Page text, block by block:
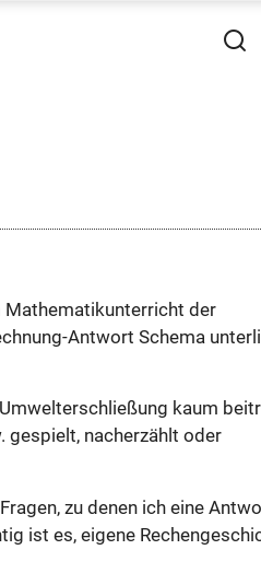
Mathematikunterricht der
Antwort Schema
kaum
gespielt, nacherzählt oder
zu denen ich eine
ist es, eigene